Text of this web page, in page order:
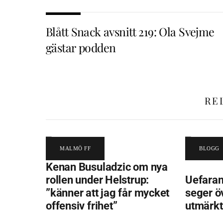
Blått Snack avsnitt 219: Ola Svejme
gästar podden
MALMÖ FF
Kenan Busuladzic om nya
rollen under Helstrup:
”känner att jag får mycket
offensiv frihet”
BLOGG
seger